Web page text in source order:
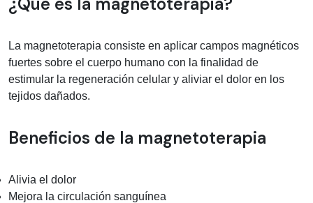
La magnetoterapia consiste en aplicar campos magnéticos
fuertes sobre el cuerpo humano con la finalidad de
estimular la regeneración celular y aliviar el dolor en los
tejidos dañados.
Beneficios de la magnetoterapia
Alivia el dolor
Mejora la circulación sanguínea